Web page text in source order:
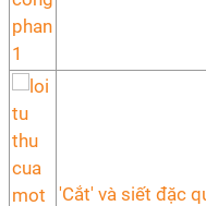
'Cắt' và siết đặc